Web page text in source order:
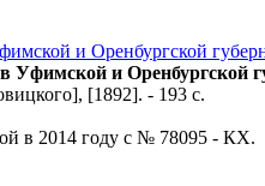
и Оренбургской
Уфимской и Оренбургской
[1892]. - 193 с.
в 2014 году с № 78095 - КХ.